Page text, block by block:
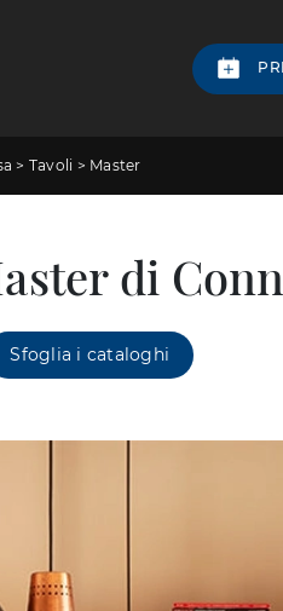
> Tavoli > Master
di
Sfoglia i cataloghi